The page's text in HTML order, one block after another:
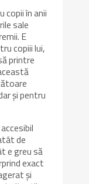
copii în anii
sale
E
copiii lui,
printre
și pentru
de
e greu să
exact
și